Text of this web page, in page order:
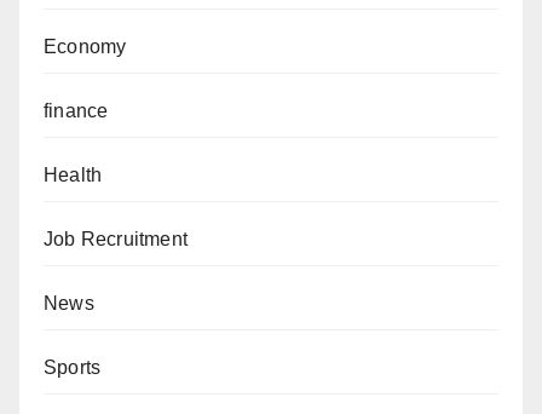
Economy
finance
Health
Job Recruitment
News
Sports